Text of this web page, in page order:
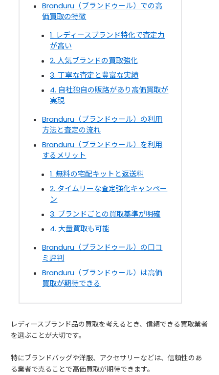
Branduru（ブランドゥール）での高
価買取の特徴
1. レディースブランド特化で査定力
が高い
2. 人気ブランドの買取強化
3. 丁寧な査定と豊富な実績
4. 自社独自の販路があり高価買取が
実現
Branduru（ブランドゥール）の利用
方法と査定の流れ
Branduru（ブランドゥール）を利用
するメリット
1. 無料の宅配キットと返送料
2. タイムリーな査定強化キャンペー
ン
3. ブランドごとの買取基準が明確
4. 大量買取も可能
Branduru（ブランドゥール）の口コ
ミ評判
Branduru（ブランドゥール）は高価
買取が期待できる
レディースブランド品の買取を考えるとき、信頼できる買取業者
を選ぶことが大切です。
特にブランドバッグや洋服、アクセサリーなどは、信頼性のあ
る業者で売ることで高価買取が期待できます。